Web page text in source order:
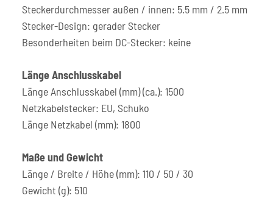
Steckerdurchmesser außen / innen: 5.5 mm / 2.5 mm
Stecker-Design: gerader Stecker
Besonderheiten beim DC-Stecker: keine
Länge Anschlusskabel
Länge Anschlusskabel (mm) (ca.): 1500
Netzkabelstecker: EU, Schuko
Länge Netzkabel (mm): 1800
Maße und Gewicht
Länge / Breite / Höhe (mm): 110 / 50 / 30
Gewicht (g): 510